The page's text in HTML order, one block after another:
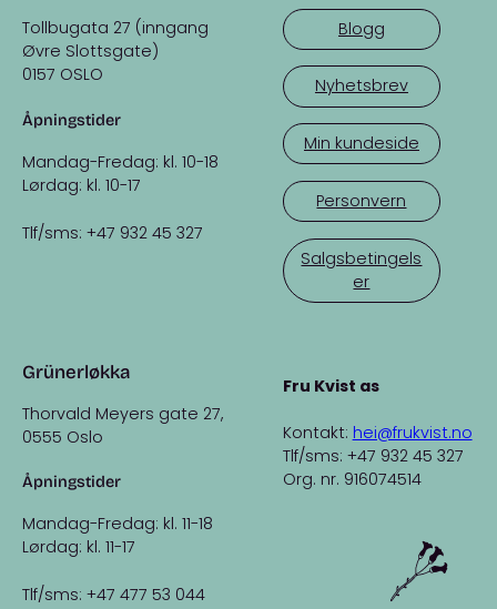
Tollbugata 27 (inngang
Øvre Slottsgate)
0157 OSLO
Åpningstider
Mandag-Fredag: kl. 10-18
Lørdag: kl. 10-17
Tlf/sms: +47 932 45 327
Grünerløkka
Thorvald Meyers gate 27,
0555 Oslo
Åpningstider
Mandag-Fredag: kl. 11-18
Lørdag: kl. 11-17
Tlf/sms: +47 477 53 044
Blogg
Nyhetsbrev
Min kundeside
Personvern
Salgsbetingels
er
Fru Kvist as
Kontakt: hei@frukvist.no
Tlf/sms: +47 932 45 327
Org. nr. 916074514